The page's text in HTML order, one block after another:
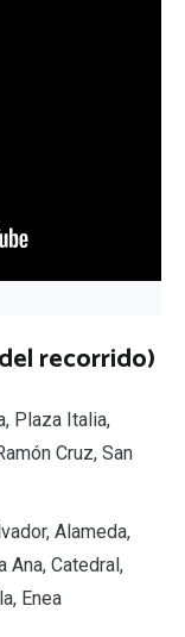
recorrido)
Plaza Italia,
Cruz, San
Alameda,
Ana, Catedral,
Enea